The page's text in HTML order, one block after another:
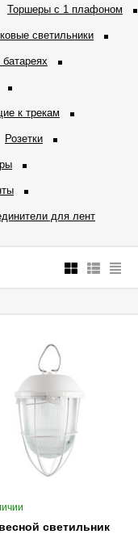
Торшеры с 1 плафоном
светильники
к трекам
Розетки
для лент
светильник